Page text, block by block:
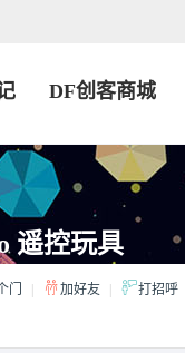
DF创客商城
遥控玩具
门 加好友 打招呼